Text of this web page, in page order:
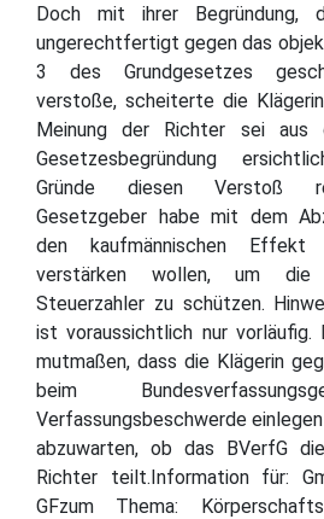
Doch mit ihrer Begründung,
ungerechtfertigt gegen das
3 des Grundgesetzes
verstoße, scheiterte die
Meinung der Richter sei aus
Gesetzesbegründung
Gründe diesen Verstoß
Gesetzgeber habe mit dem
den kaufmännischen Effekt
verstärken wollen, um die
Steuerzahler zu schützen.
ist voraussichtlich nur vorläufig.
mutmaßen, dass die Klägerin
beim
Verfassungsbeschwerde
abzuwarten, ob das BVerfG
Richter teilt.Information für:
GFzum Thema: